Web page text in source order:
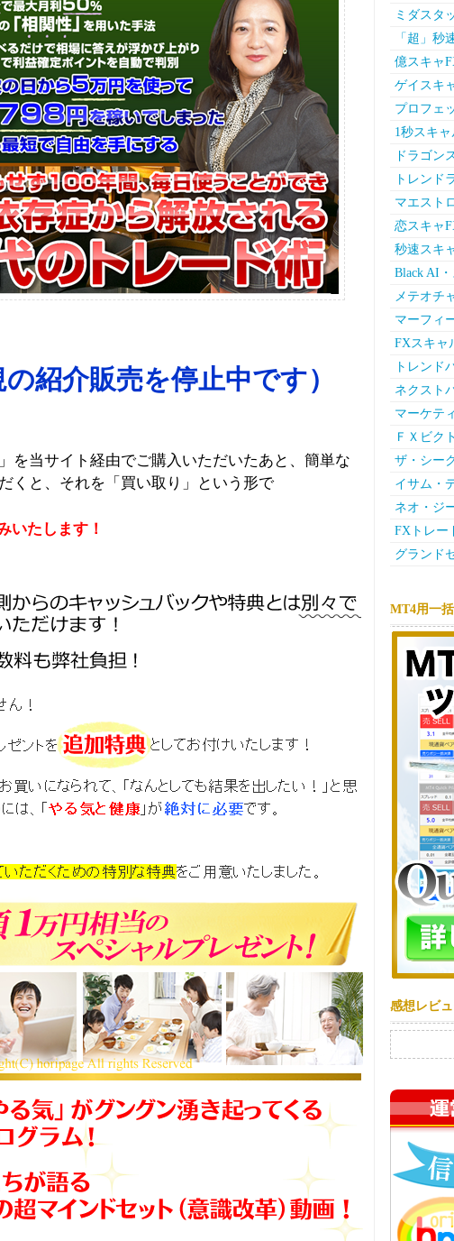
紹介販売を停止中です）
」を当サイト経由でご購入いただいたあと、簡単な
くと、それを「買い取り」という形で
いたします！
ミダスタ
「超」秒
億スキャ
ゲイスキ
プロフェ
1秒スキ
ドラゴン
トレンド
マエスト
恋スキャ
秒速スキ
Black AI
メテオチ
マーフィ
FXスキャ
トレンド
ネクスト
マーケテ
ＦＸビク
ザ・シー
イサム・
ネオ・ジ
FXトレー
グランド
MT4用一
感想レビ
検索: